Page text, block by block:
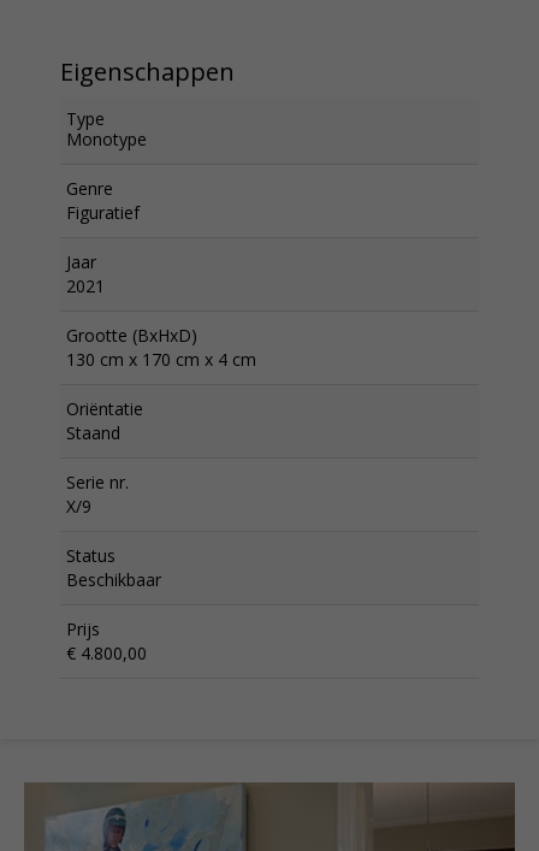
Eigenschappen
Type
Monotype
Genre
Figuratief
Jaar
2021
Grootte (BxHxD)
130 cm x 170 cm x 4 cm
Oriëntatie
Staand
Serie nr.
X/9
Status
Beschikbaar
Prijs
€ 4.800,00